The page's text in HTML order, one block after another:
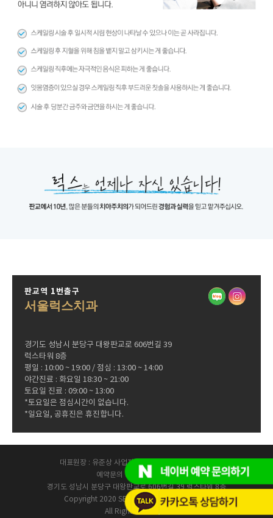
판교역 1번출구
서울럭스치과
경기도 성남시 분당구 대왕판교로 606번길 39
럭스타워 8층
평일 : 10:00 ~ 19:00 / 점심 : 13:00 ~ 14:00
야간진료 : 화요일 18:30 ~ 21:00
토요일 진료 : 09:00 ~ 13:00
*토요일은 점심시간이 없습니다.
*일요일, 공휴진은 휴진합니다.
대표원장 : 유준상 사업자등록번호 : 144-02-38469
예약문의 031-8016-2828
경기도 성남시 분당구 대왕판교로 606번길 39 럭스타워 8층
Copyright 2020 SEOUL LUX DENTAL CLINIC.
All Rights Reserved.